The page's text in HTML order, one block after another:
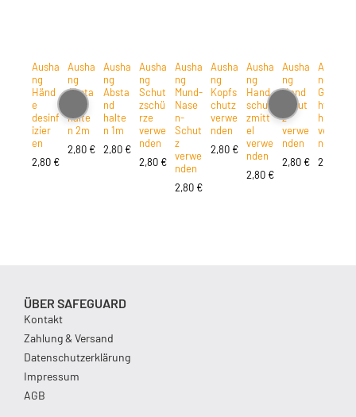
Ausha
ng
Händ
e
desinf
izier
en
2,80 €
Ausha
ng
Absta
halte
n 2m
2,80 €
Ausha
ng
Absta
nd
halte
n 1m
2,80 €
Ausha
ng
Schut
zschü
rze
verwe
nden
2,80 €
Ausha
ng
Mund-
Nase
n-
Schut
z
verwe
nden
2,80 €
Ausha
ng
Kopfs
chutz
verwe
nden
2,80 €
Ausha
ng
Hand
schut
zmitt
el
verwe
nden
2,80 €
Ausha
ng
Hand
schut
z
verwe
nden
2,80 €
Ausha
ng
Gesic
htssc
hutz
verwe
nden
2,80
ÜBER SAFEGUARD
Kontakt
Zahlung & Versand
Datenschutzerklärung
Impressum
AGB